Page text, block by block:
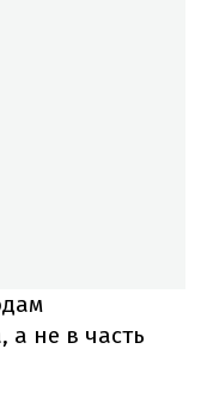
а не в часть